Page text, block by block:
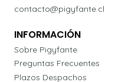
contacto@pigyfante.cl
INFORMACIÓN
Sobre Pigyfante
Preguntas Frecuentes
Plazos Despachos